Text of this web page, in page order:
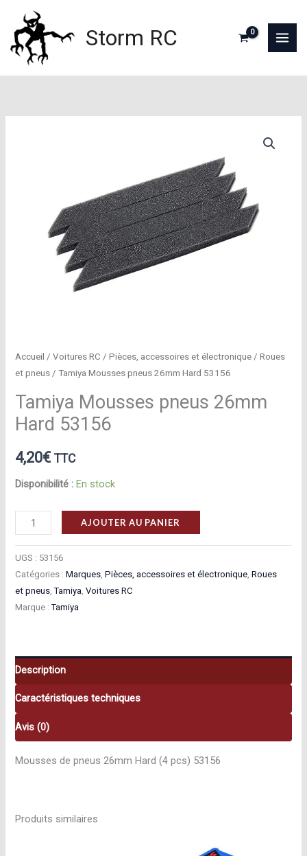
contenu
Storm RC
Accueil /Voitures RC /Pièces, accessoires et électronique /Roues
et pneus / Tamiya Mousses pneus 26mm Hard 53156
Tamiya Mousses pneus 26mm
Hard 53156
4,20€ TTC
Disponibilité : En stock
quantité
de
Tamiya
Mousses
pneus
26mm
AJOUTER AU PANIER
UGS : 53156
Catégories :Marques,Pièces, accessoires et électronique,Roues
et pneus,Tamiya,Voitures RC
Marque :Tamiya
Description
Caractéristiques techniques
Avis (0)
Mousses de pneus 26mm Hard (4 pcs) 53156
Produits similaires